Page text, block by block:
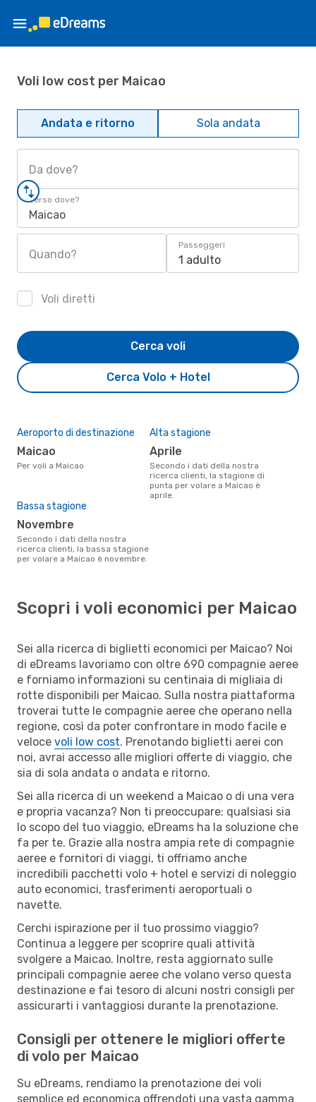
Voli low cost per Maicao
Andata e ritorno Sola andata
Da dove?
Verso dove?
Maicao
Quando?
Passeggeri
1 adulto
Voli diretti
Cerca Volo + Hotel
Cerca voli
Aeroporto di destinazione
Maicao
Per voli a Maicao
Alta stagione
aprile
Secondo i dati della nostra
ricerca clienti, la stagione di
punta per volare a Maicao è
aprile.
Bassa stagione
novembre
Secondo i dati della nostra
ricerca clienti, la bassa stagione
per volare a Maicao è novembre.
Scopri i voli economici per Maicao
Sei alla ricerca di biglietti economici per Maicao? Noi
di eDreams lavoriamo con oltre 690 compagnie aeree
e forniamo informazioni su centinaia di migliaia di
rotte disponibili per Maicao. Sulla nostra piattaforma
troverai tutte le compagnie aeree che operano nella
regione, così da poter confrontare in modo facile e
veloce voli low cost. Prenotando biglietti aerei con
noi, avrai accesso alle migliori offerte di viaggio, che
sia di sola andata o andata e ritorno.
Sei alla ricerca di un weekend a Maicao o di una vera
e propria vacanza? Non ti preoccupare: qualsiasi sia
lo scopo del tuo viaggio, eDreams ha la soluzione che
fa per te. Grazie alla nostra ampia rete di compagnie
aeree e fornitori di viaggi, ti offriamo anche
incredibili pacchetti volo + hotel e servizi di noleggio
auto economici, trasferimenti aeroportuali o
navette.
Cerchi ispirazione per il tuo prossimo viaggio?
Continua a leggere per scoprire quali attività
svolgere a Maicao. Inoltre, resta aggiornato sulle
principali compagnie aeree che volano verso questa
destinazione e fai tesoro di alcuni nostri consigli per
assicurarti i vantaggiosi durante la prenotazione.
Consigli per ottenere le migliori offerte
di volo per Maicao
Su eDreams, rendiamo la prenotazione dei voli
semplice ed economica offrendoti una vasta gamma